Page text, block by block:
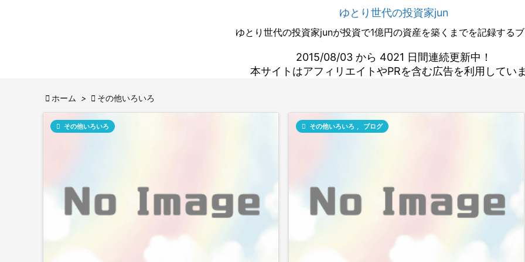
ゆとり世代の投資家jun
ゆとり世代の投資家junが投資で1億円の資産を築くまでを記録するブ
2015/08/03 から 4021 日間連続更新中！
本サイトはアフィリエイトやPRを含む広告を利用してい
 ホーム >  その他いろいろ
 その他いろいろ  その他いろいろ , ブログ